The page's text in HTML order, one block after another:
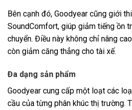
Bên cạnh đó, Goodyear cũng giới
SoundComfort, giúp giảm tiếng ồn
chuyển. Điều này không chỉ nâng
còn giảm căng thẳng cho tài xế.
Đa dạng sản phẩm
Goodyear cung cấp một loạt các
cầu của từng phân khúc thị trường.